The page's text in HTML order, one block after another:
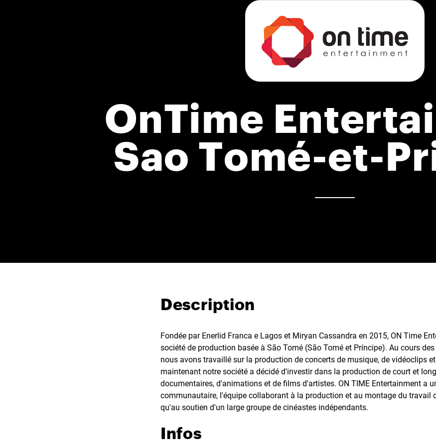
OnTime
Sao Tomé-et-
Description
Fondée par Enerlid Franca e Lagos et Miryan Cassandra en 2015, ON Time
société de production basée à São Tomé (São Tomé et Príncipe). Au cours
nous avons travaillé sur la production de concerts de musique, de vidéoclips
maintenant notre société a décidé d'investir dans la production de court et
documentaires, d'animations et de films d'artistes. ON TIME Entertainment a
communautaire, l'équipe collaborant à la production et au montage du travail
qu'au soutien d'un large groupe de cinéastes indépendants.
Infos